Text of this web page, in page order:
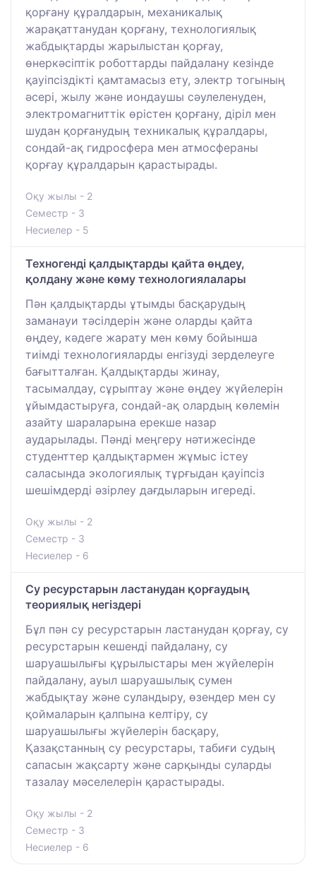
қорғану құралдарын, механикалық
жарақаттанудан қорғану, технологиялық
жабдықтарды жарылыстан қорғау,
өнеркәсіптік роботтарды пайдалану кезінде
қауіпсіздікті қамтамасыз ету, электр тогының
әсері, жылу және иондаушы сәулеленуден,
электромагниттік өрістен қорғану, діріл мен
шудан қорғанудың техникалық құралдары,
сондай-ақ гидросфера мен атмосфераны
қорғау құралдарын қарастырады.
Оқу жылы - 2
Семестр - 3
Несиелер - 5
Техногенді қалдықтарды қайта өңдеу,
қолдану және көму технологиялалары
Пән қалдықтарды ұтымды басқарудың
заманауи тәсілдерін және оларды қайта
өңдеу, кәдеге жарату мен көму бойынша
тиімді технологияларды енгізуді зерделеуге
бағытталған. Қалдықтарды жинау,
тасымалдау, сұрыптау және өңдеу жүйелерін
ұйымдастыруға, сондай-ақ олардың көлемін
азайту шараларына ерекше назар
аударылады. Пәнді меңгеру нәтижесінде
студенттер қалдықтармен жұмыс істеу
саласында экологиялық тұрғыдан қауіпсіз
шешімдерді әзірлеу дағдыларын игереді.
Оқу жылы - 2
Семестр - 3
Несиелер - 6
Су ресурстарын ластанудан қорғаудың
теориялық негіздері
Бұл пән су ресурстарын ластанудан қорғау, су
ресурстарын кешенді пайдалану, су
шаруашылығы құрылыстары мен жүйелерін
пайдалану, ауыл шаруашылық сумен
жабдықтау және суландыру, өзендер мен су
қоймаларын қалпына келтіру, су
шаруашылығы жүйелерін басқару,
Қазақстанның су ресурстары, табиғи судың
сапасын жақсарту және сарқынды суларды
тазалау мәселелерін қарастырады.
Оқу жылы - 2
Семестр - 3
Несиелер - 6